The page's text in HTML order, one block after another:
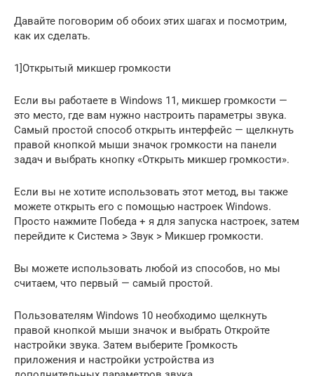
Давайте поговорим об обоих этих шагах и посмотрим,
как их сделать.
1]Открытый микшер громкости
Если вы работаете в Windows 11, микшер громкости —
это место, где вам нужно настроить параметры звука.
Самый простой способ открыть интерфейс — щелкнуть
правой кнопкой мыши значок громкости на панели
задач и выбрать кнопку «Открыть микшер громкости».
Если вы не хотите использовать этот метод, вы также
можете открыть его с помощью настроек Windows.
Просто нажмите Победа + я для запуска настроек, затем
перейдите к Система > Звук > Микшер громкости.
Вы можете использовать любой из способов, но мы
считаем, что первый — самый простой.
Пользователям Windows 10 необходимо щелкнуть
правой кнопкой мыши значок и выбрать Откройте
настройки звука. Затем выберите Громкость
приложения и настройки устройства из